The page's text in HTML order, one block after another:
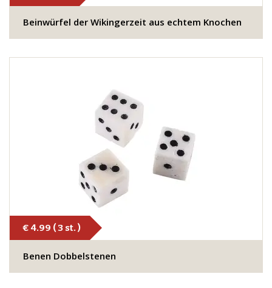
​Beinwürfel der Wikingerzeit aus echtem Knochen
€ 4.99 ( 3 st. )
Benen Dobbelstenen